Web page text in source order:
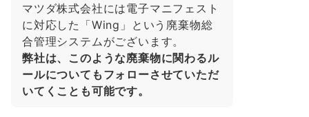
マツダ株式会社には電子マニフェスト
に対応した「Wing」という廃棄物総
合管理システムがございます。
弊社は、このような廃棄物に関わるル
ールについてもフォローさせていただ
いてくことも可能です。